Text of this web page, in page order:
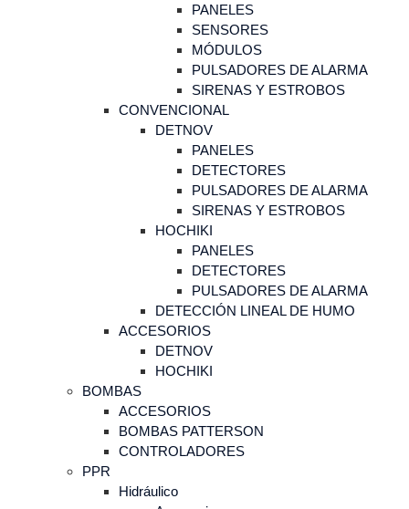
PANELES
SENSORES
MÓDULOS
PULSADORES DE ALARMA
SIRENAS Y ESTROBOS
CONVENCIONAL
DETNOV
PANELES
DETECTORES
PULSADORES DE ALARMA
SIRENAS Y ESTROBOS
HOCHIKI
PANELES
DETECTORES
PULSADORES DE ALARMA
DETECCIÓN LINEAL DE HUMO
ACCESORIOS
DETNOV
HOCHIKI
BOMBAS
ACCESORIOS
BOMBAS PATTERSON
CONTROLADORES
PPR
Hidráulico